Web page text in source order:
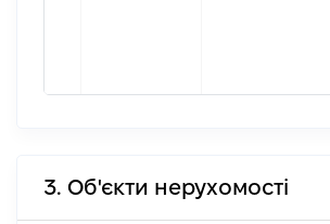
3. Об'єкти нерухомості